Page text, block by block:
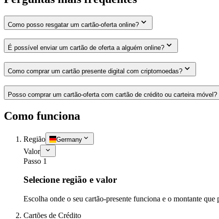
Como posso resgatar um cartão-oferta online?
É possível enviar um cartão de oferta a alguém online?
Como comprar um cartão presente digital com criptomoedas?
Posso comprar um cartão-oferta com cartão de crédito ou carteira móvel?
Como funciona
Região Germany
Valor
Passo 1
Selecione região e valor
Escolha onde o seu cartão-presente funciona e o montante que
Cartões de Crédito